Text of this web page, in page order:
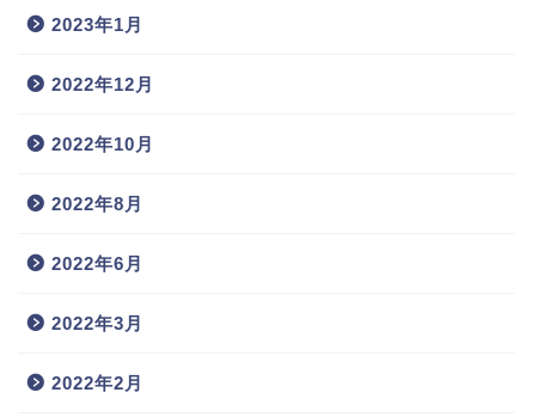
2023年1月
2022年12月
2022年10月
2022年8月
2022年6月
2022年3月
2022年2月